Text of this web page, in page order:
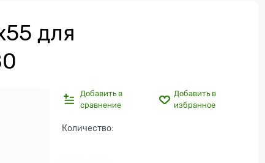
для
Добавить в
сравнение
Добавить в
избранное
Количество: